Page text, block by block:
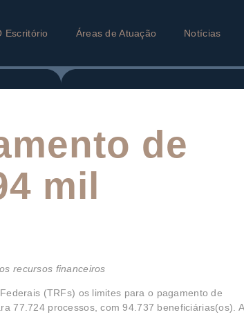
Escritório Áreas de Atuação Notícias
de
mil
recursos financeiros
(TRFs) os limites para o pagamento de
77.724 processos, com 94.737 beneficiárias(os). A